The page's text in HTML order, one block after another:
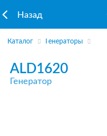
Назад
Каталог Генераторы
ALD1620
Генератор